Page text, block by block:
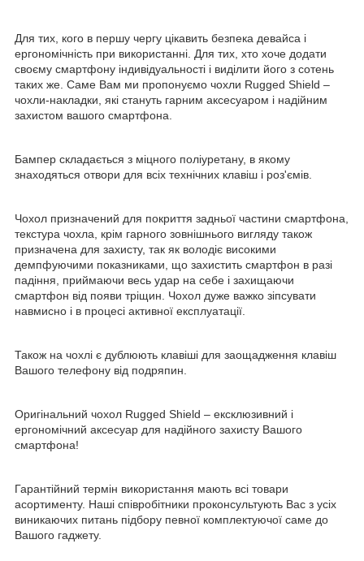
Для тих, кого в першу чергу цікавить безпека девайса і
ергономічність при використанні. Для тих, хто хоче додати
своєму смартфону індивідуальності і виділити його з сотень
таких же. Саме Вам ми пропонуємо чохли Rugged Shield –
чохли-накладки, які стануть гарним аксесуаром і надійним
захистом вашого смартфона.
Бампер складається з міцного поліуретану, в якому
знаходяться отвори для всіх технічних клавіш і роз'ємів.
Чохол призначений для покриття задньої частини смартфона,
текстура чохла, крім гарного зовнішнього вигляду також
призначена для захисту, так як володіє високими
демпфуючими показниками, що захистить смартфон в разі
падіння, приймаючи весь удар на себе і захищаючи
смартфон від появи тріщин. Чохол дуже важко зіпсувати
навмисно і в процесі активної експлуатації.
Також на чохлі є дублюють клавіші для заощадження клавіш
Вашого телефону від подряпин.
Оригінальний чохол Rugged Shield – ексклюзивний і
ергономічний аксесуар для надійного захисту Вашого
смартфона!
Гарантійний термін використання мають всі товари
асортименту. Наші співробітники проконсультують Вас з усіх
виникаючих питань підбору певної комплектуючої саме до
Вашого гаджету.